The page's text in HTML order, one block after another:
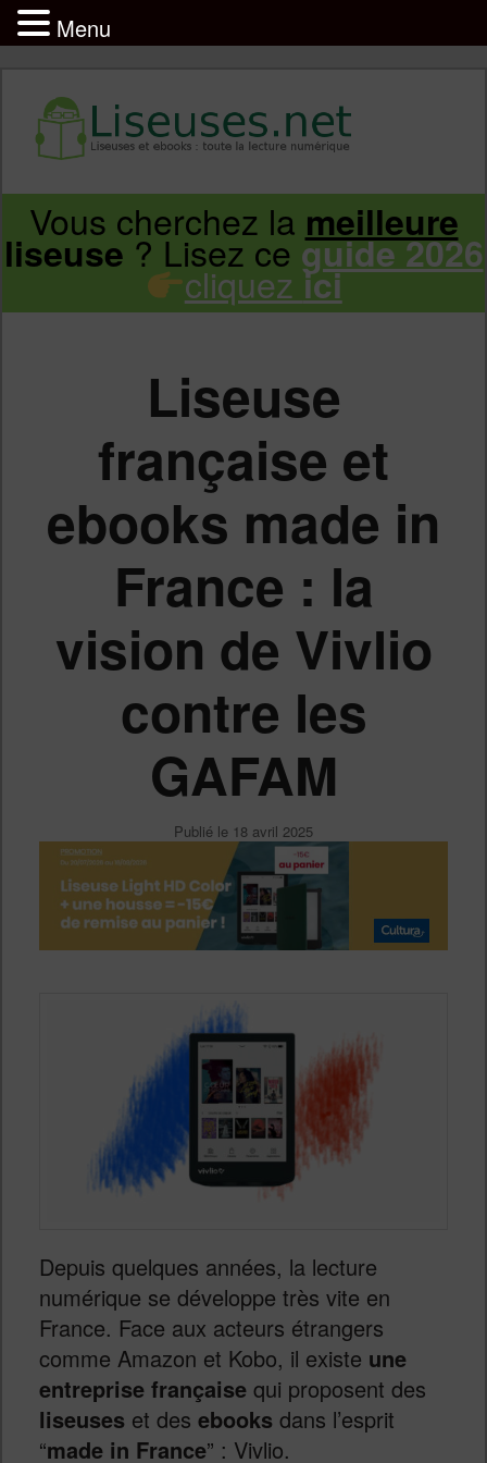
Infos sur les liseuses Kindle, Kobo,
Vivlio, Pocketbook
Aller
Aller
Vous cherchez la meilleure
liseuse? Lisez ceguide 2026
cliquez ici
Liseuse
française et
ebooks made in
France : la
vision de Vivlio
contre les
GAFAM
Publié le 18 avril 2025
Depuis quelques années, la lecture
numérique se développe très vite en
France. Face aux acteurs étrangers
comme Amazon et Kobo, il existe une
entreprise françaisequi proposent des
liseuseset des ebooksdans l’esprit
“made in France” : Vivlio.
Menu